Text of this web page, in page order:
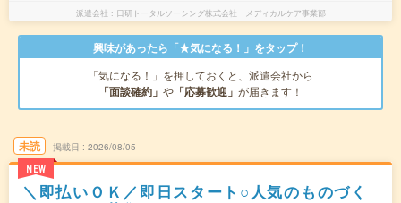
派遣会社 日研トータルソーシング株式会社 メディカルケア事業部
興味があったら「★気になる！」をタップ！
「気になる！」を押しておくと、派遣会社から
「面談確約」 や 「応募歓迎」 が届きます！
未読
NEW
掲載日 2026/08/05
＼即払いＯＫ／即日スタート○人気のものづく